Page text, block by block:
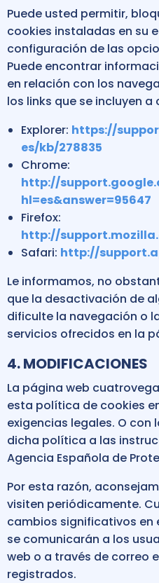
Puede usted permitir,
cookies instaladas en su
configuración de las
Puede encontrar
en relación con los
los links que se incluyen
Explorer: https://
es/kb/278835
Chrome:
http://
hl=es&answer=95647
Firefox:
http://
Safari: http://
Le informamos, no
que la desactivación de
dificulte la navegación o
servicios ofrecidos en la
4. MODIFICACIONES
La página web
esta política de cookies
exigencias legales. O
dicha política a las
Agencia Española de
Por esta razón,
visiten periódicamente.
cambios significativos
se comunicarán a los
web o a través de correo
registrados.